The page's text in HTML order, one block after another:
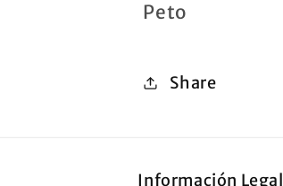
Peto
Share
Información Legal